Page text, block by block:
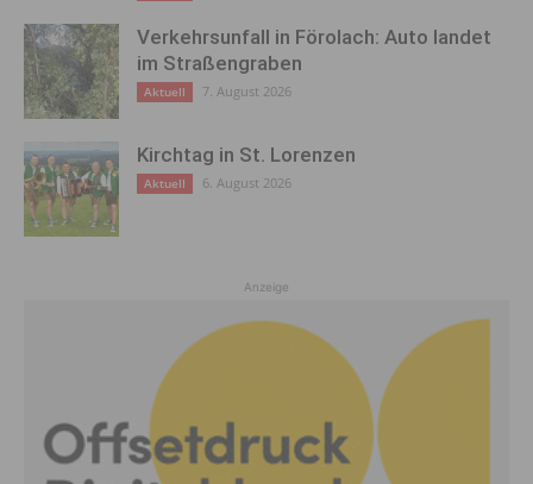
Verkehrsunfall in Förolach: Auto landet
im Straßengraben
Aktuell 7. August 2026
Kirchtag in St. Lorenzen
Aktuell 6. August 2026
Anzeige